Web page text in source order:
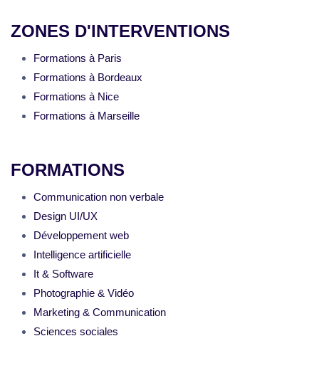
ZONES D'INTERVENTIONS
Formations à Paris
Formations à Bordeaux
Formations à Nice
Formations à Marseille
FORMATIONS
Communication non verbale
Design UI/UX
Développement web
Intelligence artificielle
It & Software
Photographie & Vidéo
Marketing & Communication
Sciences sociales